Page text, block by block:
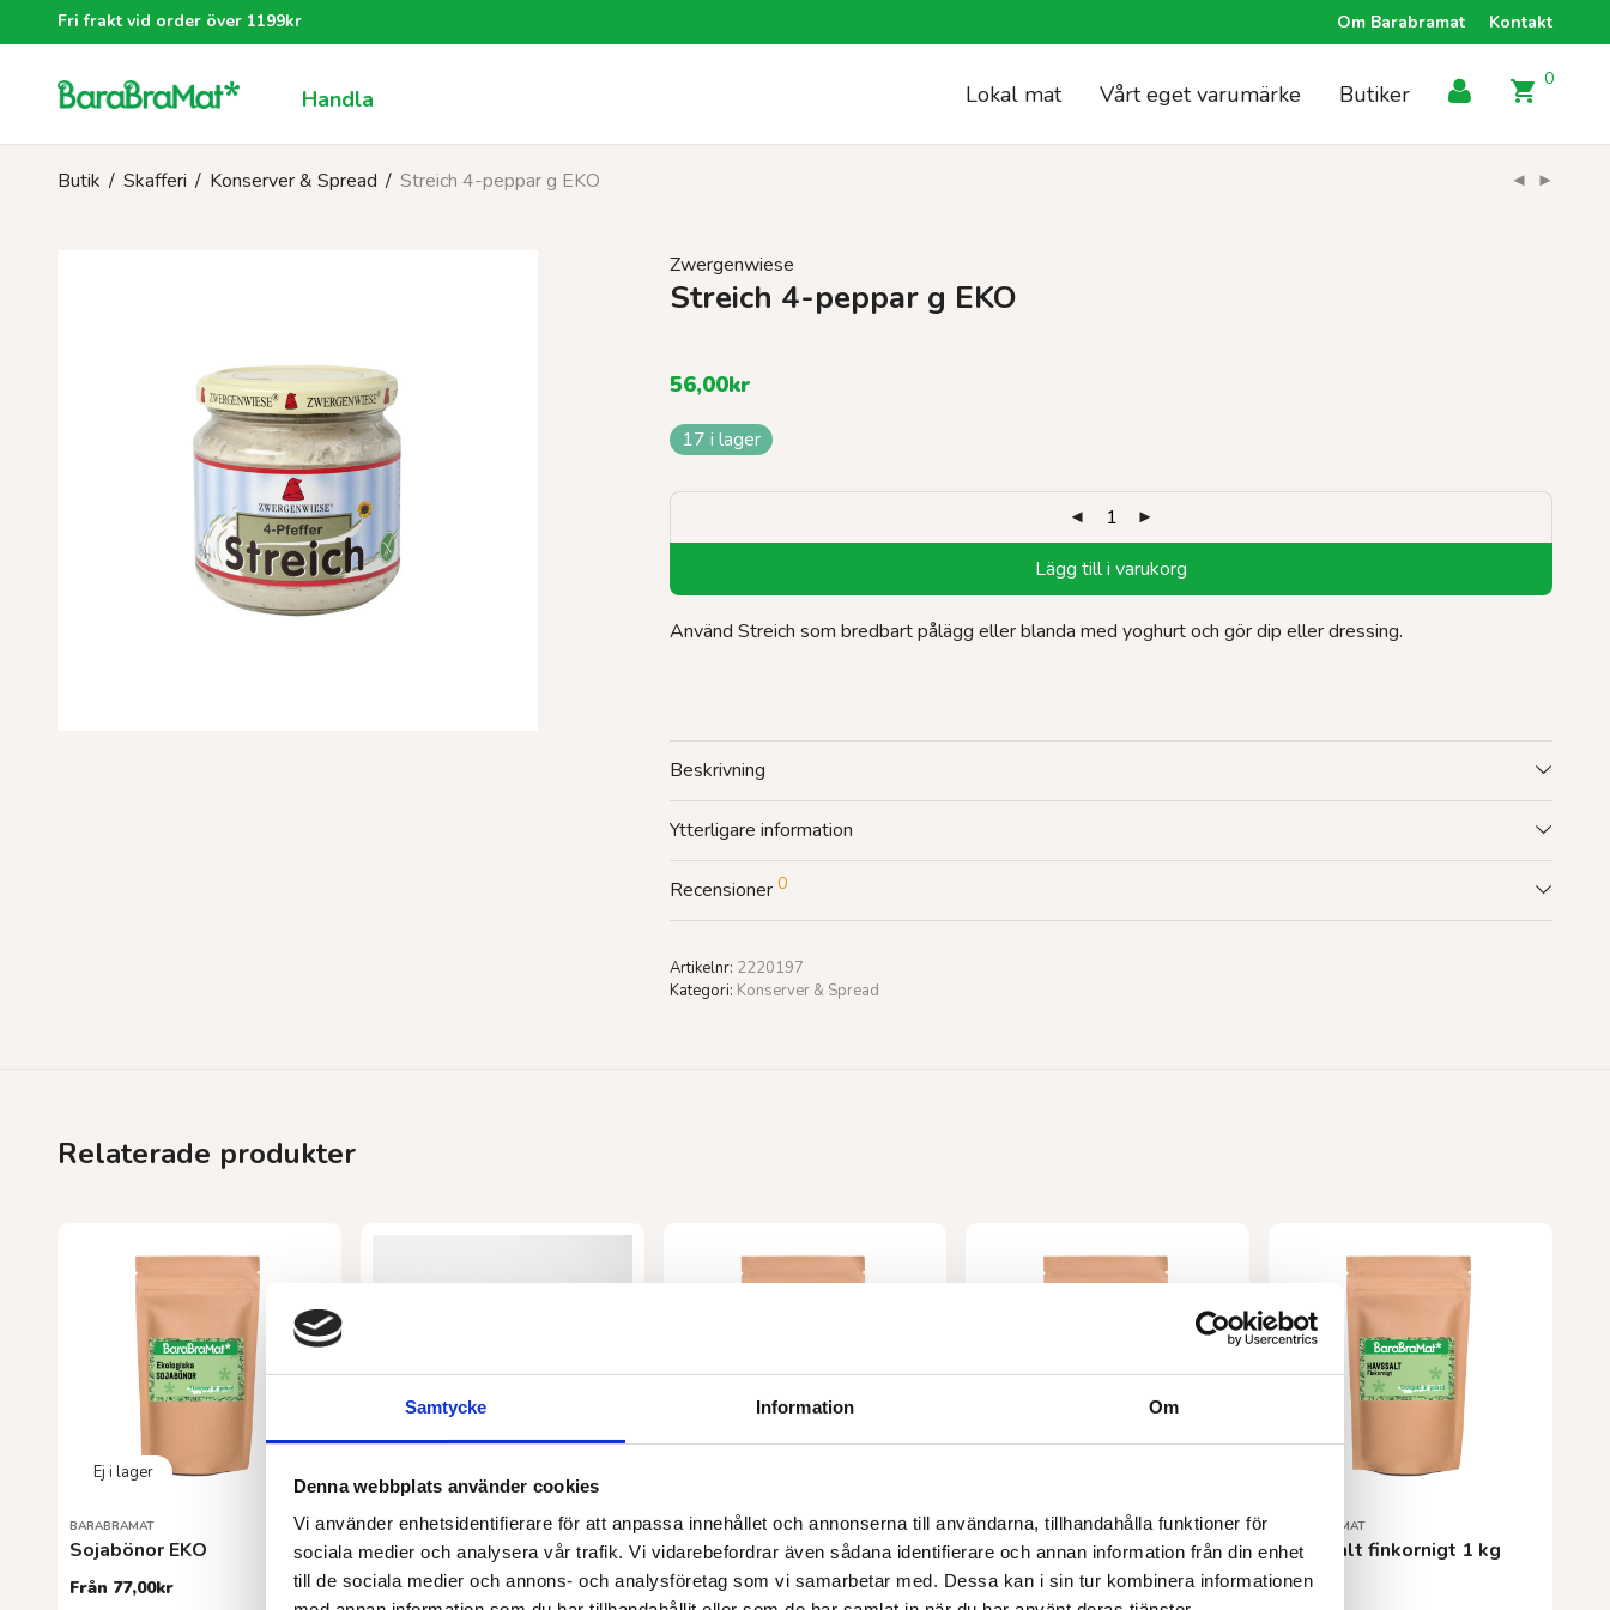
Samtycke Information Om
Denna webbplats använder cookies
Vi använder enhetsidentifierare för att anpassa innehållet och annonserna till användarna, tillhandahålla funktioner för
sociala medier och analysera vår trafik. Vi vidarebefordrar även sådana identifierare och annan information från din enhet
till de sociala medier och annons- och analysföretag som vi samarbetar med. Dessa kan i sin tur kombinera informationen
Fri frakt vid order över 1199kr Om Barabramat Kontakt
Handla Lokal mat Vårt eget varumärke Butiker
0
Butik / Skafferi / Konserver & Spread / Streich 4-peppar g EKO
Zwergenwiese
Streich 4-peppar g EKO
56,00kr
17 i lager
Lägg till i varukorg
Använd Streich som bredbart pålägg eller blanda med yoghurt och gör dip eller dressing.
Beskrivning
Ytterligare information
Recensioner 0
Artikelnr: 2220197
Kategori: Konserver & Spread
Relaterade produkter
BARABRAMAT
Sojabönor EKO
Från 77,00kr
BARABRAMAT
Kokosolja doftfri EKO
Från94,00kr
BARABRAMAT
Hampafrön skalade EKO
Från94,00kr
BARABRAMAT
Svart ris EKO
Från103,00 kr
BARABRAMAT
Havssalt finkornigt 1 kg
30,00